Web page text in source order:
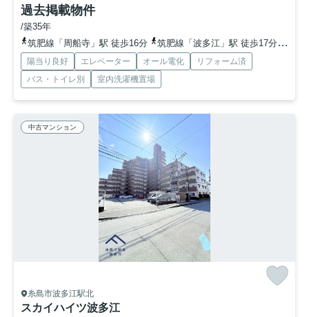
過去掲載物件
/築35年
筑肥線「周船寺」駅 徒歩16分
筑肥線「波多江」駅 徒歩17分
陽当り良好 エレベーター オール電化
リフォーム済
バス・トイレ別
室内洗濯機置場
中古マンション
糸島市波多江駅北
スカイハイツ波多江